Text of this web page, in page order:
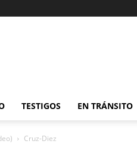
TESTIGOS EN TRÁNSITO
Cruz-Diez